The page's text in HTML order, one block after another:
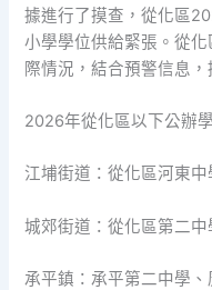
據進行了摸查，從化區
小學學位供給緊張。從
際情況，結合預警信息
2026年從化區以下公辦
江埔街道：從化區河東中
城郊街道：從化區第二中
承平鎮：承平第二中學